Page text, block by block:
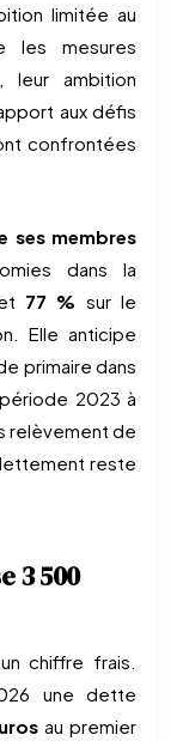
limitée au
les mesures
leur ambition
aux défis
confrontées
ses membres
dans la
77 % sur le
Elle anticipe
primaire dans
2023 à
relèvement de
reste
3 500
chiffre frais.
une dette
au premier